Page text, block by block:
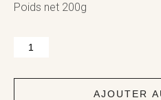
Poids net 200g
quantité
Peaso
AJOUTER